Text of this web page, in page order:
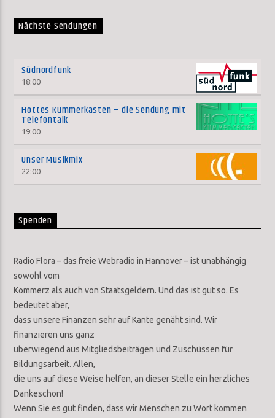
Nächste Sendungen
Südnordfunk
18:00
Hottes Kummerkasten – die Sendung mit
Telefontalk
19:00
Unser Musikmix
22:00
Spenden
Radio Flora – das freie Webradio in Hannover – ist unabhängig
sowohl vom
Kommerz als auch von Staatsgeldern. Und das ist gut so. Es
bedeutet aber,
dass unsere Finanzen sehr auf Kante genäht sind. Wir
finanzieren uns ganz
überwiegend aus Mitgliedsbeiträgen und Zuschüssen für
Bildungsarbeit. Allen,
die uns auf diese Weise helfen, an dieser Stelle ein herzliches
Dankeschön!
Wenn Sie es gut finden, dass wir Menschen zu Wort kommen